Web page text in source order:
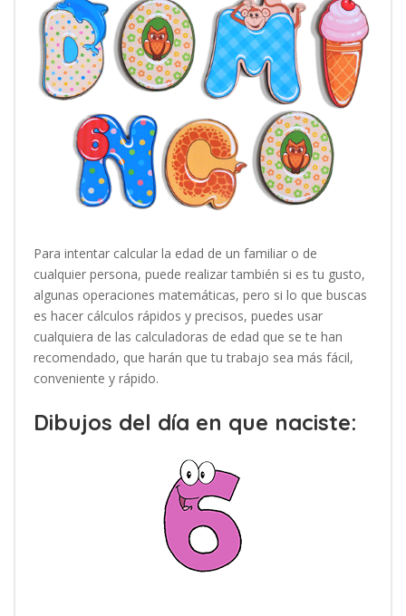
Para intentar calcular la edad de un familiar o de
cualquier persona, puede realizar también si es tu gusto,
algunas operaciones matemáticas, pero si lo que buscas
es hacer cálculos rápidos y precisos, puedes usar
cualquiera de las calculadoras de edad que se te han
recomendado, que harán que tu trabajo sea más fácil,
conveniente y rápido.
Dibujos del día en que naciste: